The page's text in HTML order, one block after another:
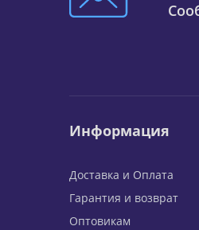
Информация
Доставка и Оплата
Гарантия и возврат
Оптовикам